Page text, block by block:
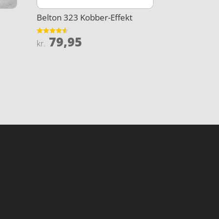
Belton 323 Kobber-Effekt
Vurderet
4.5
kr. 79,95